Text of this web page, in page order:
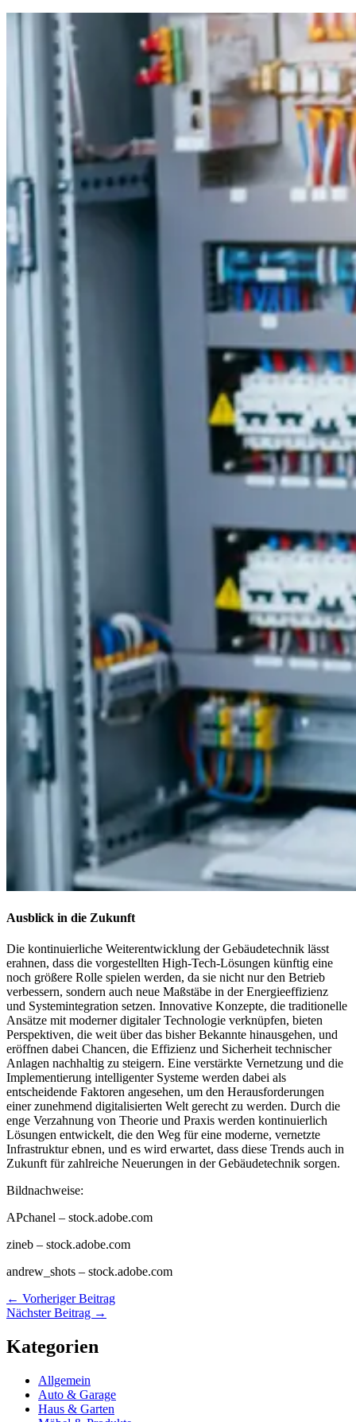
Ausblick in die Zukunft
Die kontinuierliche Weiterentwicklung der Gebäudetechnik lässt
erahnen, dass die vorgestellten High-Tech-Lösungen künftig eine
noch größere Rolle spielen werden, da sie nicht nur den Betrieb
verbessern, sondern auch neue Maßstäbe in der Energieeffizienz
und Systemintegration setzen. Innovative Konzepte, die traditionelle
Ansätze mit moderner digitaler Technologie verknüpfen, bieten
Perspektiven, die weit über das bisher Bekannte hinausgehen, und
eröffnen dabei Chancen, die Effizienz und Sicherheit technischer
Anlagen nachhaltig zu steigern. Eine verstärkte Vernetzung und die
Implementierung intelligenter Systeme werden dabei als
entscheidende Faktoren angesehen, um den Herausforderungen
einer zunehmend digitalisierten Welt gerecht zu werden. Durch die
enge Verzahnung von Theorie und Praxis werden kontinuierlich
Lösungen entwickelt, die den Weg für eine moderne, vernetzte
Infrastruktur ebnen, und es wird erwartet, dass diese Trends auch in
Zukunft für zahlreiche Neuerungen in der Gebäudetechnik sorgen.
Bildnachweise:
APchanel – stock.adobe.com
zineb – stock.adobe.com
andrew_shots – stock.adobe.com
← Vorheriger Beitrag
Nächster Beitrag →
Kategorien
Allgemein
Auto & Garage
Haus & Garten